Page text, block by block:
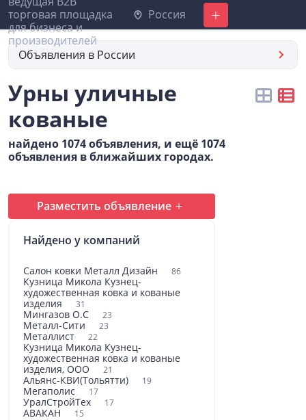
Россия Добавить
Объявления в России
Урны уличные
кованые
найдено 1074 объявления, и ещё 1074
объявления в ближайших городах.
Разместить объявление
Найдено у компаний
Салон ковки Металл Дизайн 86
Кузница Микола Кузнец-
художественная ковка и кованые
изделия
31
Мингазов О.С 23
Металл-Сити 23
Металлист 22
Кузница Микола Кузнец-
художественная ковка и кованые
изделия, ООО
21
Альянс-КВИ(Тольятти) 19
Мегаполис 17
УралСтройТех 17
АВАКАН 15